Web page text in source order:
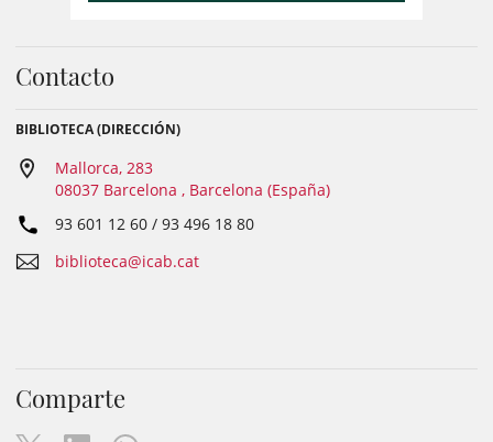
Contacto
BIBLIOTECA (DIRECCIÓN)
Mallorca, 283
08037 Barcelona , Barcelona (España)
93 601 12 60 / 93 496 18 80
biblioteca@icab.cat
Comparte